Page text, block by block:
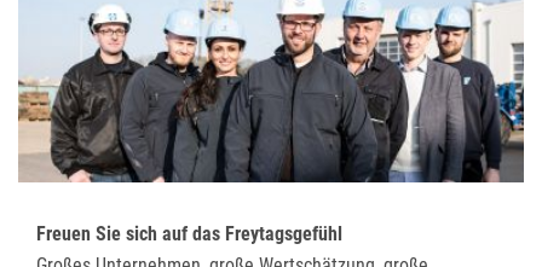
Freuen Sie sich auf das Freytagsgefühl